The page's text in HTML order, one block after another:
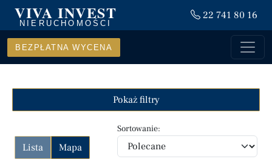
VIVA INVEST
NIERUCHOMOŚCI
22 741 80 16
BEZPŁATNA WYCENA
Pokaż filtry
Lista Mapa
Sortowanie: